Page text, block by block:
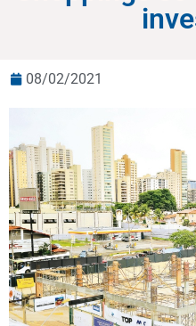
08/02/2021